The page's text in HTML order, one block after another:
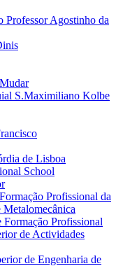
Professor Agostinho da
S.Maximiliano Kolbe
de Lisboa
School
Profissional da
Profissional
de Actividades
de Engenharia de